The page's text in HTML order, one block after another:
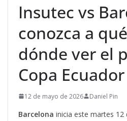
Insutec vs
conozca a
dónde ver el
Copa Ecuador
12 de mayo de 2026 Daniel Pin
Barcelona inicia este martes 12